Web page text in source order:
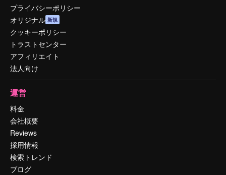
プライバシーポリシー
オリジナル 新規
クッキーポリシー
トラストセンター
アフィリエイト
法人向け
運営
料金
会社概要
Reviews
採用情報
検索トレンド
ブログ